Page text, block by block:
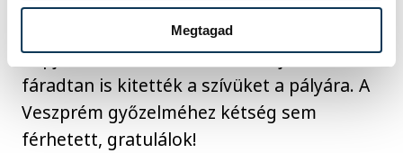
Megtagad
pénteken Veszprém – ilyen kemény
napjaink talán sosem voltak. A játékosaim
fáradtan is kitették a szívüket a pályára. A
Veszprém győzelméhez kétség sem
férhetett, gratulálok!